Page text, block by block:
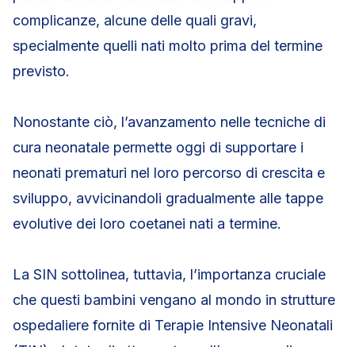
complicanze, alcune delle quali gravi,
specialmente quelli nati molto prima del termine
previsto.
Nonostante ciò, l’avanzamento nelle tecniche di
cura neonatale permette oggi di supportare i
neonati prematuri nel loro percorso di crescita e
sviluppo, avvicinandoli gradualmente alle tappe
evolutive dei loro coetanei nati a termine.
La SIN sottolinea, tuttavia, l’importanza cruciale
che questi bambini vengano al mondo in strutture
ospedaliere fornite di Terapie Intensive Neonatali